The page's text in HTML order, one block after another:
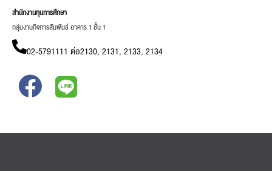
สำนักงานทุนการศึกษา
กลุ่มงานกิจการสัมพันธ์ อาคาร 1 ชั้น 1
02-5791111 ต่อ2130, 2131, 2133, 2134